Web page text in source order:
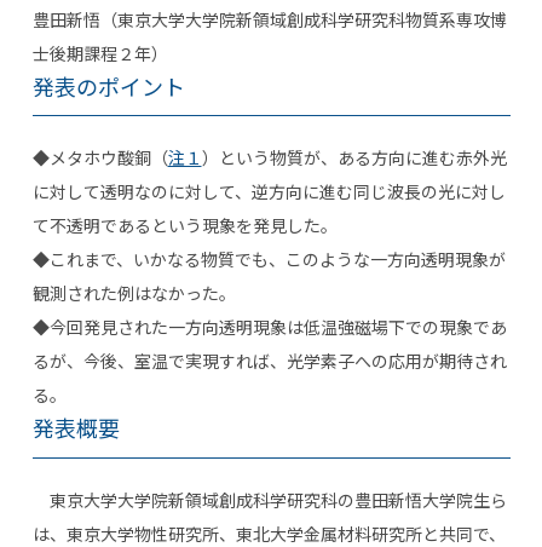
豊田新悟（東京大学大学院新領域創成科学研究科物質系専攻博
士後期課程２年）
発表のポイント
◆メタホウ酸銅（注１）という物質が、ある方向に進む赤外光
に対して透明なのに対して、逆方向に進む同じ波長の光に対し
て不透明であるという現象を発見した。
◆これまで、いかなる物質でも、このような一方向透明現象が
観測された例はなかった。
◆今回発見された一方向透明現象は低温強磁場下での現象であ
るが、今後、室温で実現すれば、光学素子への応用が期待され
る。
発表概要
東京大学大学院新領域創成科学研究科の豊田新悟大学院生ら
は、東京大学物性研究所、東北大学金属材料研究所と共同で、